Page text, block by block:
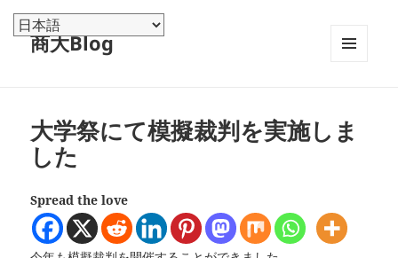
商大Blog
大学祭にて模擬裁判を実施しま
した
Spread the love